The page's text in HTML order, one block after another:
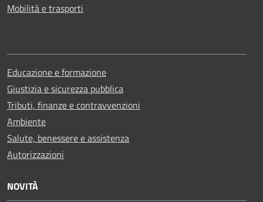
Mobilità e trasporti
Educazione e formazione
Giustizia e sicurezza pubblica
Tributi, finanze e contravvenzioni
Ambiente
Salute, benessere e assistenza
Autorizzazioni
NOVITÀ